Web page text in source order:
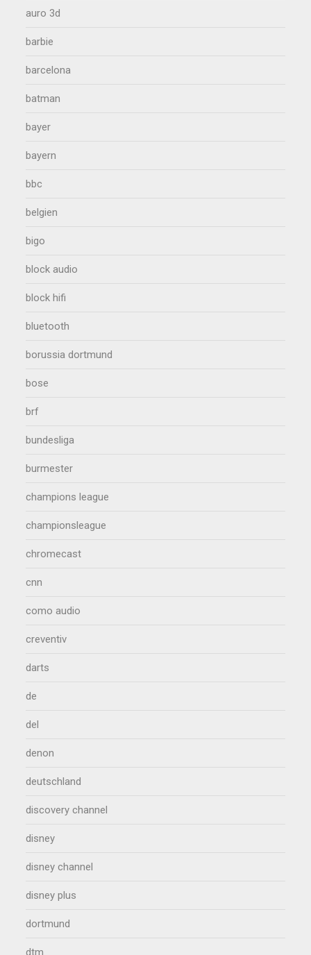
auro 3d
barbie
barcelona
batman
bayer
bayern
bbc
belgien
bigo
block audio
block hifi
bluetooth
borussia dortmund
bose
brf
bundesliga
burmester
champions league
championsleague
chromecast
cnn
como audio
creventiv
darts
de
del
denon
deutschland
discovery channel
disney
disney channel
disney plus
dortmund
dtm